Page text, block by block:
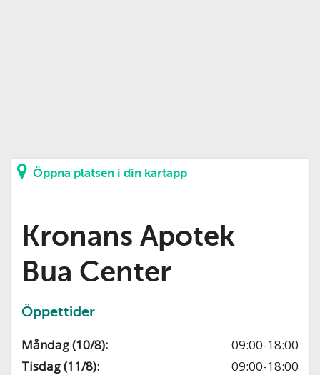
Öppna platsen i din kartapp
Kronans Apotek
Bua Center
Öppettider
Måndag (10/8):
09:00-18:00
Tisdag (11/8):
09:00-18:00